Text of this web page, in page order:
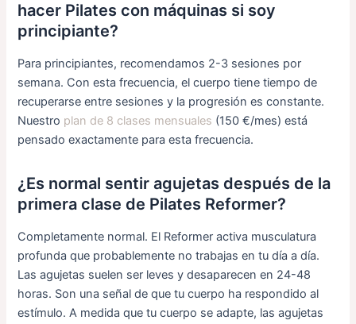
hacer Pilates con máquinas si soy
principiante?
Para principiantes, recomendamos 2-3 sesiones por
semana. Con esta frecuencia, el cuerpo tiene tiempo de
recuperarse entre sesiones y la progresión es constante.
Nuestro plan de 8 clases mensuales (150 €/mes) está
pensado exactamente para esta frecuencia.
¿Es normal sentir agujetas después de la
primera clase de Pilates Reformer?
Completamente normal. El Reformer activa musculatura
profunda que probablemente no trabajas en tu día a día.
Las agujetas suelen ser leves y desaparecen en 24-48
horas. Son una señal de que tu cuerpo ha respondido al
estímulo. A medida que tu cuerpo se adapte, las agujetas